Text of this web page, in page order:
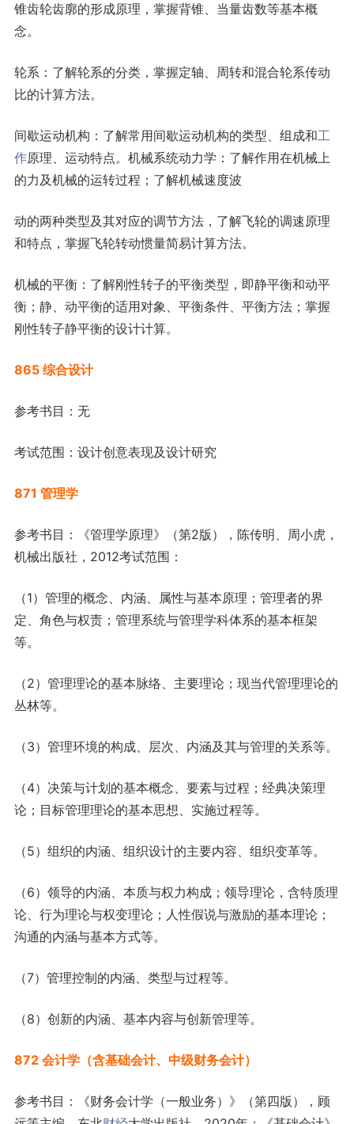
锥齿轮齿廓的形成原理，掌握背锥、当量齿数等基本概
念。
轮系：了解轮系的分类，掌握定轴、周转和混合轮系传动
比的计算方法。
间歇运动机构：了解常用间歇运动机构的类型、组成和工
作原理、运动特点。机械系统动力学：了解作用在机械上
的力及机械的运转过程；了解机械速度波
动的两种类型及其对应的调节方法，了解飞轮的调速原理
和特点，掌握飞轮转动惯量简易计算方法。
机械的平衡：了解刚性转子的平衡类型，即静平衡和动平
衡；静、动平衡的适用对象、平衡条件、平衡方法；掌握
刚性转子静平衡的设计计算。
865 综合设计
参考书目：无
考试范围：设计创意表现及设计研究
871 管理学
参考书目：《管理学原理》（第2版），陈传明、周小虎，
机械出版社，2012考试范围：
（1）管理的概念、内涵、属性与基本原理；管理者的界
定、角色与权责；管理系统与管理学科体系的基本框架
等。
（2）管理理论的基本脉络、主要理论；现当代管理理论的
丛林等。
（3）管理环境的构成、层次、内涵及其与管理的关系等。
（4）决策与计划的基本概念、要素与过程；经典决策理
论；目标管理理论的基本思想、实施过程等。
（5）组织的内涵、组织设计的主要内容、组织变革等。
（6）领导的内涵、本质与权力构成；领导理论，含特质理
论、行为理论与权变理论；人性假说与激励的基本理论；
沟通的内涵与基本方式等。
（7）管理控制的内涵、类型与过程等。
（8）创新的内涵、基本内容与创新管理等。
872 会计学（含基础会计、中级财务会计）
参考书目：《财务会计学（一般业务）》（第四版），顾